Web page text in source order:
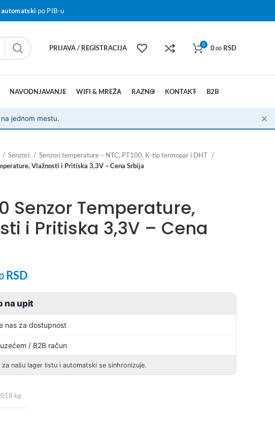
automatski po PIB-u
PRIJAVA / REGISTRACIJA 0 0.00 RSD
NAVODNJAVANJE WIFI & MREŽA RAZNO KONTAKT B2B
jednom mestu. ✕
Senzori
Senzori temperature – NTC, PT100, K-tip termopar i DHT
Vlažnosti i Pritiska 3,3V – Cena Srbija
Senzor Temperature,
i Pritiska 3,3V – Cena
RSD
na upit
nas za dostupnost
/ B2B račun
za našu lager listu i automatski se sinhronizuje.
kg